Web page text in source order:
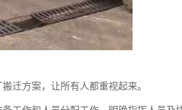
迁方案，让所有人都重视起来。